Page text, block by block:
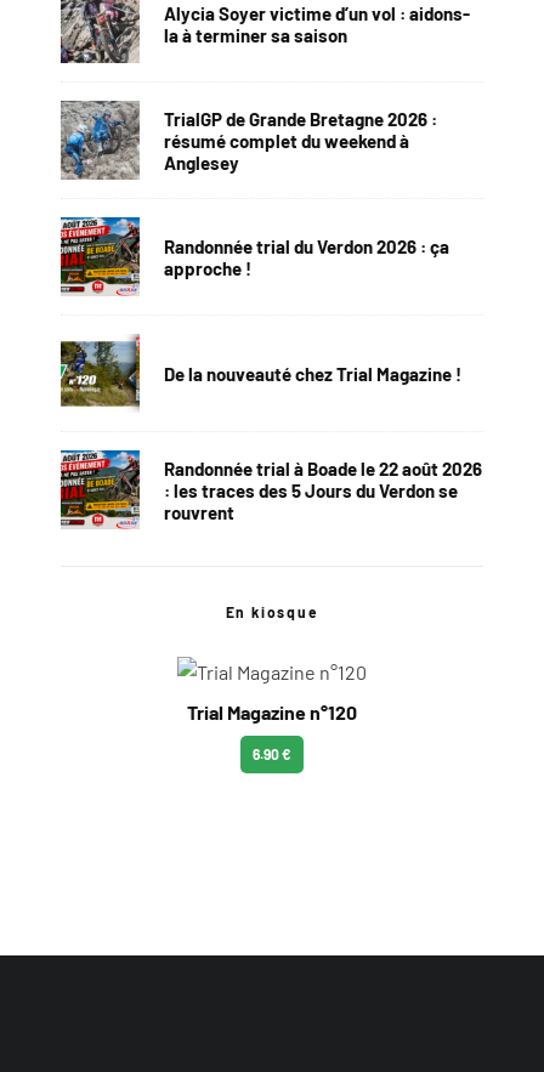
Alycia Soyer victime d’un vol : aidons-
la à terminer sa saison
TrialGP de Grande Bretagne 2026 :
résumé complet du weekend à
Anglesey
Randonnée trial du Verdon 2026 : ça
approche !
De la nouveauté chez Trial Magazine !
Randonnée trial à Boade le 22 août 2026
: les traces des 5 Jours du Verdon se
rouvrent
En kiosque
Trial Magazine n°120
6.90 €